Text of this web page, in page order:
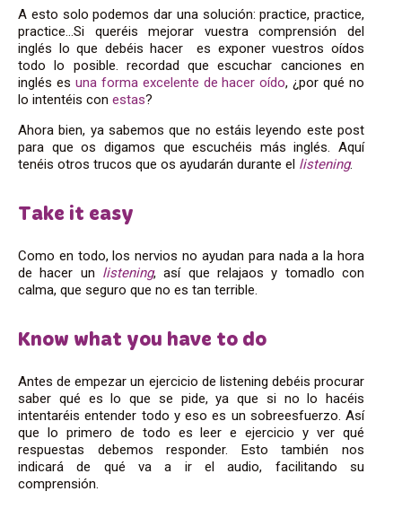
A esto solo podemos dar una solución: practice, practice,
practice…Si queréis mejorar vuestra comprensión del
inglés lo que debéis hacer es exponer vuestros oídos
todo lo posible. recordad que escuchar canciones en
inglés es una forma excelente de hacer oído, ¿por qué no
lo intentéis con estas?
Ahora bien, ya sabemos que no estáis leyendo este post
para que os digamos que escuchéis más inglés. Aquí
tenéis otros trucos que os ayudarán durante el listening.
Take it easy
Como en todo, los nervios no ayudan para nada a la hora
de hacer un listening, así que relajaos y tomadlo con
calma, que seguro que no es tan terrible.
Know what you have to do
Antes de empezar un ejercicio de listening debéis procurar
saber qué es lo que se pide, ya que si no lo hacéis
intentaréis entender todo y eso es un sobreesfuerzo. Así
que lo primero de todo es leer e ejercicio y ver qué
respuestas debemos responder. Esto también nos
indicará de qué va a ir el audio, facilitando su
comprensión.